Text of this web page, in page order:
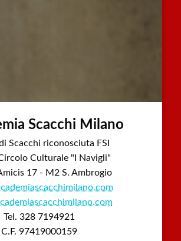
Scacchi Milano
Scacchi riconosciuta FSI
Culturale "I Navigli"
17 - M2 S. Ambrogio
Tel. 328 7194921
C.F. 97419000159